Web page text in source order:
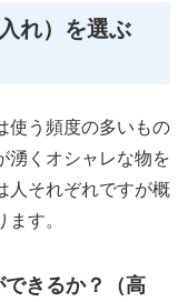
れ）を選ぶ
使う頻度の多いもの
湧くオシャレな物を
人それぞれですが概
す。
きるか？（高